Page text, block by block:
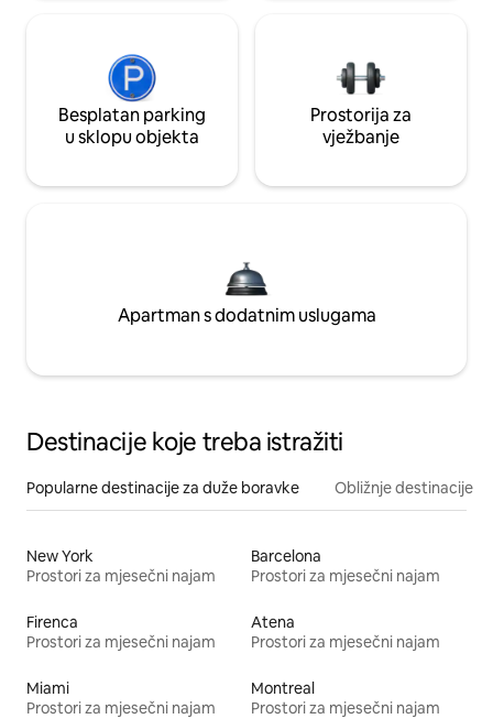
Besplatan parking
u sklopu objekta
Prostorija za
vježbanje
Apartman s dodatnim uslugama
Destinacije koje treba istražiti
Popularne destinacije za duže boravke Obližnje destinacije
New York
Prostori za mjesečni najam
Barcelona
Prostori za mjesečni najam
Firenca
Prostori za mjesečni najam
Atena
Prostori za mjesečni najam
Miami
Prostori za mjesečni najam
Montreal
Prostori za mjesečni najam